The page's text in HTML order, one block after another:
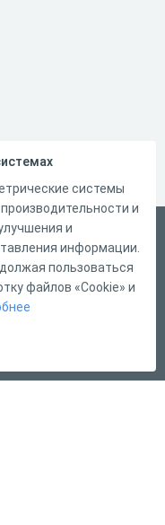
системы
и
и
информации.
пользоваться
файлов «Cookie» и